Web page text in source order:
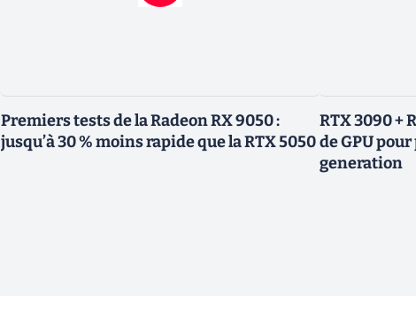
Premiers tests de la Radeon RX 9050 :
jusqu’à 30 % moins rapide que la RTX 5050
RTX 3090 +
de GPU
generation